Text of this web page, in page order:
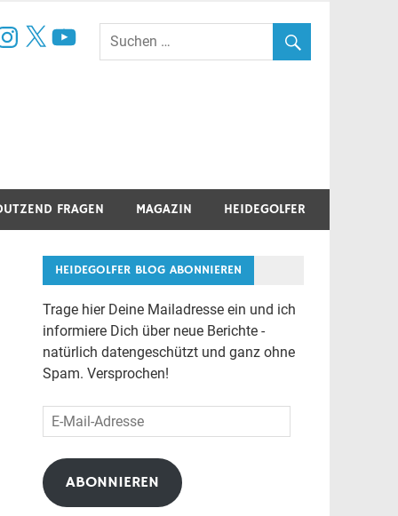
X YouTube
FRAGEN MAGAZIN HEIDEGOLFER
HEIDEGOLFER BLOG ABONNIEREN
Trage hier Deine Mailadresse ein und ich
informiere Dich über neue Berichte -
natürlich datengeschützt und ganz ohne
Spam. Versprochen!
E-
Mail-
Adresse
ABONNIEREN